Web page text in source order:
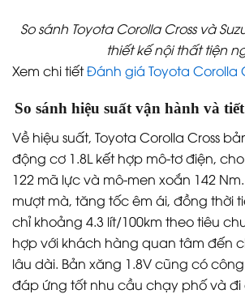
So sánh Toyota Corolla Cross và
thiết kế nội thất tiện
Xem chi tiếtĐánh giá Toyota Corolla
So sánh hiệu suất vận hành và
Về hiệu suất, Toyota Corolla Cross
động cơ 1.8L kết hợp mô-tơ điện,
122 mã lực và mô-men xoắn 142
mượt mà, tăng tốc êm ái, đồng thời
chỉ khoảng 4.3 lít/100km theo tiêu
hợp với khách hàng quan tâm đến
lâu dài. Bản xăng 1.8V cũng có
đáp ứng tốt nhu cầu chạy phố và đi